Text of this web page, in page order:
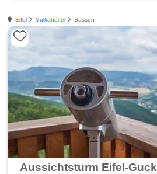
Eifel Vulkaneifel Sassen
Aussichtsturm Eifel-Guck